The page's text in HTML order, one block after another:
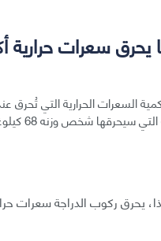
يحرق سعرات حرارية
السعرات الحرارية التي تُحرق
شخص وزنه 68 كيلوغرام خلال تمرين مدته 30 دقيقة.
يحرق ركوب الدراجة سعرات